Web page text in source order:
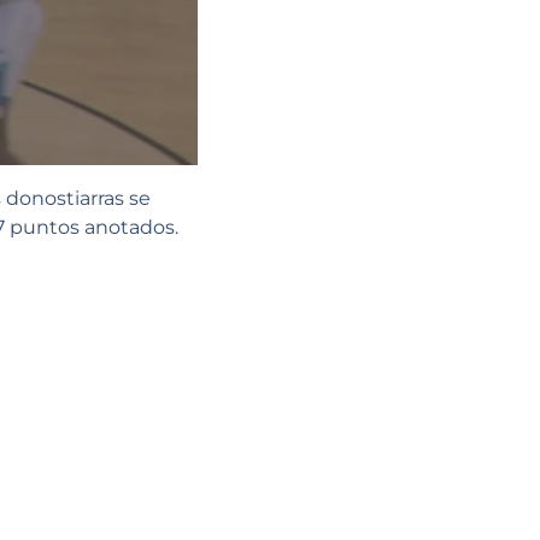
se
puntos anotados.